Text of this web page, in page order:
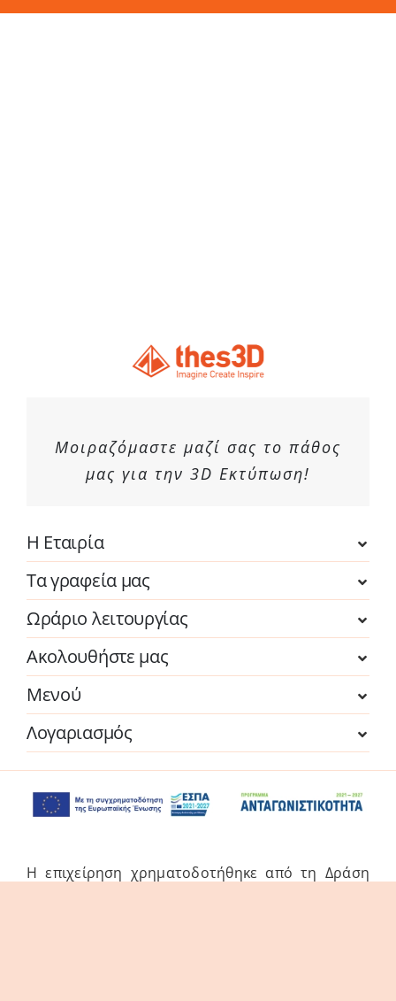
Μοιραζόμαστε μαζί σας το πάθος
μας για την 3D Εκτύπωση!
Η Εταιρία
Τα γραφεία μας
Ωράριο λειτουργίας
Ακολουθήστε μας
Μενού
Λογαριασμός
Η επιχείρηση χρηματοδοτήθηκε από τη Δράση